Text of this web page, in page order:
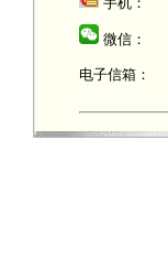
微信：
电子信箱：